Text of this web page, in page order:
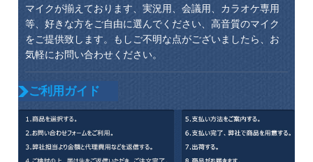
マイクが揃えております、実況用、会議用、カラオケ専用
等、好きな方をご自由に選んでください、高音質のマイク
をご提供致します。もしご不明な点がございましたら、お
気軽にお問い合わせください。
ご利用ガイド